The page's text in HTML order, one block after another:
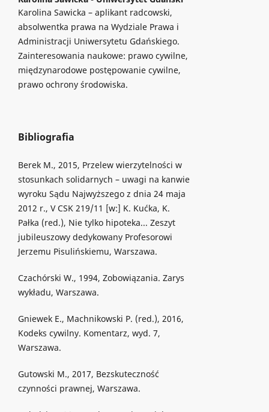
Karolina Sawicka – aplikant radcowski,
absolwentka prawa na Wydziale Prawa i
Administracji Uniwersytetu Gdańskiego.
Zainteresowania naukowe: prawo cywilne,
międzynarodowe postępowanie cywilne,
prawo ochrony środowiska.
Bibliografia
Berek M., 2015, Przelew wierzytelności w
stosunkach solidarnych – uwagi na kanwie
wyroku Sądu Najwyższego z dnia 24 maja
2012 r., V CSK 219/11 [w:] K. Kućka, K.
Pałka (red.), Nie tylko hipoteka... Zeszyt
jubileuszowy dedykowany Profesorowi
Jerzemu Pisulińskiemu, Warszawa.
Czachórski W., 1994, Zobowiązania. Zarys
wykładu, Warszawa.
Gniewek E., Machnikowski P. (red.), 2016,
Kodeks cywilny. Komentarz, wyd. 7,
Warszawa.
Gutowski M., 2017, Bezskuteczność
czynności prawnej, Warszawa.